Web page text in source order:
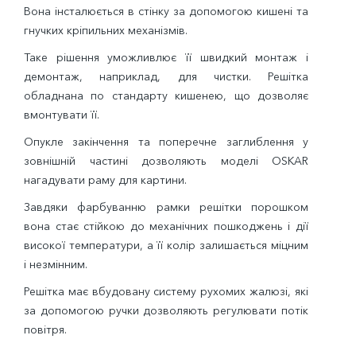
Вона інсталюється в стінку за допомогою кишені та
гнучких кріпильних механізмів.
Таке рішення уможливлює її швидкий монтаж і
демонтаж, наприклад, для чистки. Решітка
обладнана по стандарту кишенею, що дозволяє
вмонтувати її.
Опукле закінчення та поперечне заглиблення у
зовнішній частині дозволяють моделі OSKAR
нагадувати раму для картини.
Завдяки фарбуванню рамки решітки порошком
вона стає стійкою до механічних пошкоджень і дії
високої температури, а її колір залишається міцним
і незмінним.
Решітка має вбудовану систему рухомих жалюзі, які
за допомогою ручки дозволяють регулювати потік
повітря.